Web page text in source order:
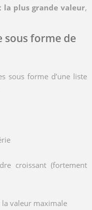
plus grande valeur,
sous forme de
sous forme d’une liste
croissant (fortement
valeur maximale